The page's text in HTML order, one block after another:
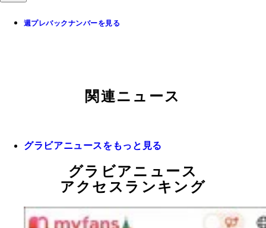
週プレバックナンバーを見る
関連ニュース
グラビアニュースをもっと見る
グラビアニュース
アクセスランキング